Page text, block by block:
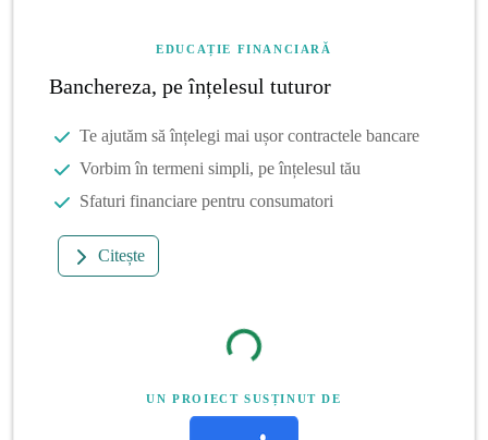
EDUCAȚIE FINANCIARĂ
Banchereza, pe înțelesul tuturor
Te ajutăm să înțelegi mai ușor contractele bancare
Vorbim în termeni simpli, pe înțelesul tău
Sfaturi financiare pentru consumatori
Citește
UN PROIECT SUSȚINUT DE